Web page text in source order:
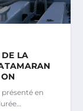
DE LA
en